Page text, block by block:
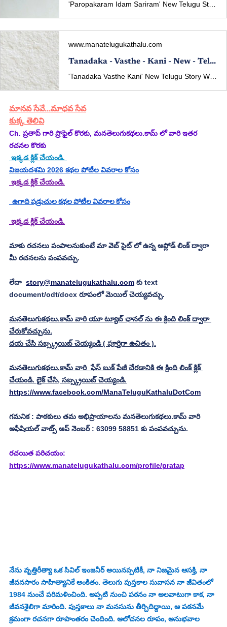
www.manatelugukathalu.com
Tanadaka - Vasthe - Kani - New - Telugu - Story - Written - By - Ch. Pratap - తనదాక - వస్తే - కానీ
మానవ సేవే...మాధవ సేవ
కుక్క తెలివి
Ch. ప్రతాప్ గారి ప్రొఫైల్ కొరకు, మనతెలుగుకథలు.కామ్ లో వారి ఇతర
రచనల కొరకు
ఇక్కడ క్లిక్ చేయండి.
విజయదశమి 2026 కథల పోటీల వివరాల కోసం
ఇక్కడ క్లిక్ చేయండి.
ఉగాది షడ్రుచుల కథల పోటీల వివరాల కోసం
ఇక్కడ క్లిక్ చేయండి.
మాకు రచనలు పంపాలనుకుంటే మా వెబ్ సైట్ లో ఉన్న అప్లోడ్ లింక్ ద్వారా
మీ రచనలను పంపవచ్చు.
లేదా story@manatelugukathalu.com కు text
document/odt/docx రూపంలో మెయిల్ చెయ్యవచ్చు.
మనతెలుగుకథలు.కామ్ వారి యూ ట్యూబ్ ఛానల్ ను ఈ క్రింది లింక్ ద్వారా
చేరుకోవచ్చును.
దయ చేసి సబ్స్క్రయిబ్ చెయ్యండి ( పూర్తిగా ఉచితం ).
మనతెలుగుకథలు.కామ్ వారి  ఫేస్ బుక్ పేజీ చేరడానికి ఈ క్రింది లింక్ క్లిక్
చేయండి. లైక్ చేసి, సబ్స్క్రయిబ్ చెయ్యండి.
https://www.facebook.com/ManaTeluguKathaluDotCom
గమనిక : పాఠకులు తమ అభిప్రాయాలను మనతెలుగుకథలు.కామ్ వారి
అఫీషియల్ వాట్స్ అప్ నెంబర్ : 63099 58851 కు పంపవచ్చును.
రచయిత పరిచయం:
https://www.manatelugukathalu.com/profile/pratap
నేను వృత్తిరీత్యా ఒక సివిల్ ఇంజనీర్‌ అయినప్పటికీ, నా నిజమైన ఆసక్తి, నా
జీవనసారం సాహిత్యానికే అంకితం. తెలుగు పుస్తకాల సువాసన నా జీవితంలో
1984 నుంచే పరిమళించింది. అప్పటి నుంచి పఠనం నా అలవాటుగా కాక, నా
జీవనశైలిగా మారింది. పుస్తకాలు నా మనసును తీర్చిదిద్దాయి, ఆ పఠనమే
క్రమంగా రచనగా రూపాంతరం చెందింది. ఆలోచనల రూపం, అనుభవాల